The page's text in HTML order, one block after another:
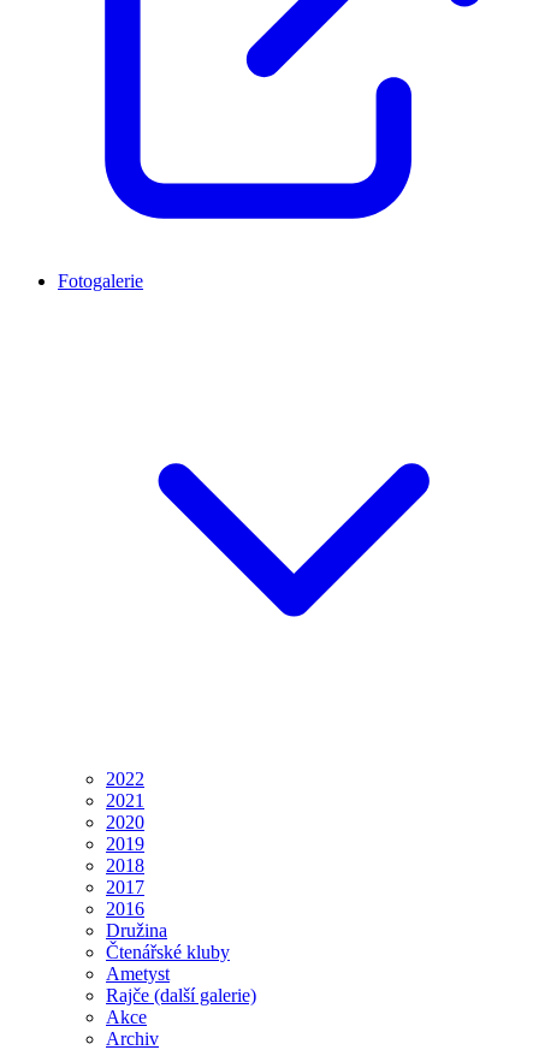
Fotogalerie
2022
2021
2020
2019
2018
2017
2016
Družina
Čtenářské kluby
Ametyst
Rajče (další galerie)
Akce
Archiv